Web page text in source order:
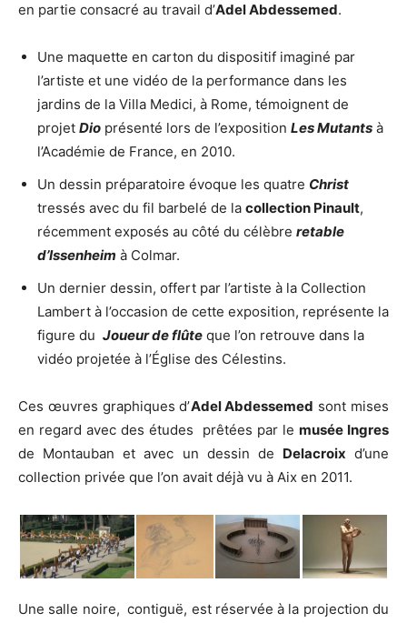
en partie consacré au travail d’Adel Abdessemed.
Une maquette en carton du dispositif imaginé par
l’artiste et une vidéo de la performance dans les
jardins de la Villa Medici, à Rome, témoignent de
projet Dio présenté lors de l’exposition Les Mutants à
l’Académie de France, en 2010.
Un dessin préparatoire évoque les quatre Christ
tressés avec du fil barbelé de la collection Pinault,
récemment exposés au côté du célèbre retable
d’Issenheim à Colmar.
Un dernier dessin, offert par l’artiste à la Collection
Lambert à l’occasion de cette exposition, représente la
figure du Joueur de flûte que l’on retrouve dans la
vidéo projetée à l’Église des Célestins.
Ces œuvres graphiques d’Adel Abdessemed sont mises
en regard avec des études prêtées par le musée Ingres
de Montauban et avec un dessin de Delacroix d’une
collection privée que l’on avait déjà vu à Aix en 2011.
Une salle noire, contiguë, est réservée à la projection du